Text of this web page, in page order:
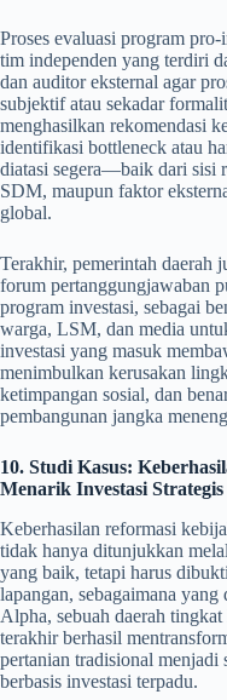
Proses evaluasi program
tim independen yang terdiri
dan auditor eksternal agar
subjektif atau sekadar
menghasilkan rekomendasi
identifikasi bottleneck atau
diatasi segera—baik dari sisi
SDM, maupun faktor
global.
Terakhir, pemerintah daerah
forum pertanggungjawaban
program investasi, sebagai
warga, LSM, dan media
investasi yang masuk
menimbulkan kerusakan
ketimpangan sosial, dan
pembangunan jangka
10. Studi Kasus:
Menarik Investasi Strategis
Keberhasilan reformasi
tidak hanya ditunjukkan
yang baik, tetapi harus
lapangan, sebagaimana
Alpha, sebuah daerah
terakhir berhasil
pertanian tradisional menjadi
berbasis investasi terpadu.